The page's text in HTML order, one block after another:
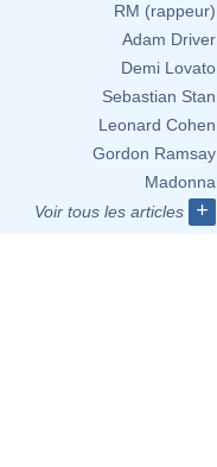
RM (rappeur)
Adam Driver
Demi Lovato
Sebastian Stan
Leonard Cohen
Gordon Ramsay
Madonna
Voir tous les articles
+